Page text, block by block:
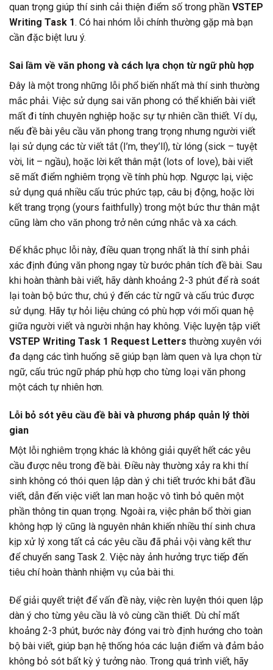
quan trọng giúp thí sinh cải thiện điểm số trong phần VSTEP
Writing Task 1. Có hai nhóm lỗi chính thường gặp mà bạn
cần đặc biệt lưu ý.
Sai lầm về văn phong và cách lựa chọn từ ngữ phù hợp
Đây là một trong những lỗi phổ biến nhất mà thí sinh thường
mắc phải. Việc sử dụng sai văn phong có thể khiến bài viết
mất đi tính chuyên nghiệp hoặc sự tự nhiên cần thiết. Ví dụ,
nếu đề bài yêu cầu văn phong trang trọng nhưng người viết
lại sử dụng các từ viết tắt (I’m, they’ll), từ lóng (sick – tuyệt
vời, lit – ngầu), hoặc lời kết thân mật (lots of love), bài viết
sẽ mất điểm nghiêm trọng về tính phù hợp. Ngược lại, việc
sử dụng quá nhiều cấu trúc phức tạp, câu bị động, hoặc lời
kết trang trọng (yours faithfully) trong một bức thư thân mật
cũng làm cho văn phong trở nên cứng nhắc và xa cách.
Để khắc phục lỗi này, điều quan trọng nhất là thí sinh phải
xác định đúng văn phong ngay từ bước phân tích đề bài. Sau
khi hoàn thành bài viết, hãy dành khoảng 2-3 phút để rà soát
lại toàn bộ bức thư, chú ý đến các từ ngữ và cấu trúc được
sử dụng. Hãy tự hỏi liệu chúng có phù hợp với mối quan hệ
giữa người viết và người nhận hay không. Việc luyện tập viết
VSTEP Writing Task 1 Request Letters thường xuyên với
đa dạng các tình huống sẽ giúp bạn làm quen và lựa chọn từ
ngữ, cấu trúc ngữ pháp phù hợp cho từng loại văn phong
một cách tự nhiên hơn.
Lỗi bỏ sót yêu cầu đề bài và phương pháp quản lý thời
gian
Một lỗi nghiêm trọng khác là không giải quyết hết các yêu
cầu được nêu trong đề bài. Điều này thường xảy ra khi thí
sinh không có thói quen lập dàn ý chi tiết trước khi bắt đầu
viết, dẫn đến việc viết lan man hoặc vô tình bỏ quên một
phần thông tin quan trọng. Ngoài ra, việc phân bổ thời gian
không hợp lý cũng là nguyên nhân khiến nhiều thí sinh chưa
kịp xử lý xong tất cả các yêu cầu đã phải vội vàng kết thư
để chuyển sang Task 2. Việc này ảnh hưởng trực tiếp đến
tiêu chí hoàn thành nhiệm vụ của bài thi.
Để giải quyết triệt để vấn đề này, việc rèn luyện thói quen lập
dàn ý cho từng yêu cầu là vô cùng cần thiết. Dù chỉ mất
khoảng 2-3 phút, bước này đóng vai trò định hướng cho toàn
bộ bài viết, giúp bạn hệ thống hóa các luận điểm và đảm bảo
không bỏ sót bất kỳ ý tưởng nào. Trong quá trình viết, hãy